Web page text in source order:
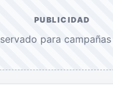
PUBLICIDAD
para